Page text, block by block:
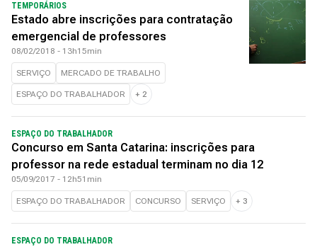
TEMPORÁRIOS
Estado abre inscrições para contratação
emergencial de professores
08/02/2018 - 13h15min
SERVIÇO MERCADO DE TRABALHO
ESPAÇO DO TRABALHADOR + 2
ESPAÇO DO TRABALHADOR
Concurso em Santa Catarina: inscrições para
professor na rede estadual terminam no dia 12
05/09/2017 - 12h51min
ESPAÇO DO TRABALHADOR CONCURSO SERVIÇO + 3
ESPAÇO DO TRABALHADOR